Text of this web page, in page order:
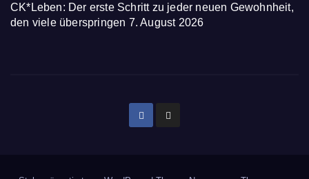
CK*Leben: Der erste Schritt zu jeder neuen Gewohnheit,
den viele überspringen 7. August 2026